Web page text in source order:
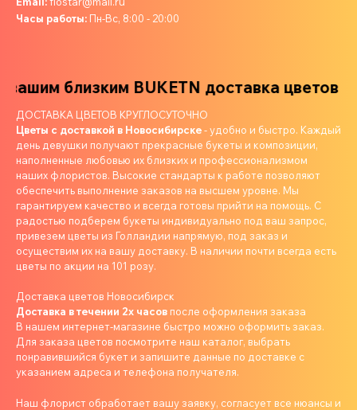
Часы работы: Пн-Вс, 8:00 - 20:00
близкимBUKETN доставка цветов
ДОСТАВКА ЦВЕТОВ КРУГЛОСУТОЧНО
Цветы с доставкой в Новосибирске- удобно и быстро. Каждый
день девушки получают прекрасные букеты и композиции,
наполненные любовью их близких и профессионализмом
наших флористов. Высокие стандарты к работе позволяют
обеспечить выполнение заказов на высшем уровне. Мы
гарантируем качество и всегда готовы прийти на помощь. С
радостью подберем букеты индивидуально под ваш запрос,
привезем цветы из Голландии напрямую, под заказ и
осуществим их на вашу доставку. В наличии почти всегда есть
цветы по акции на 101 розу.
Доставка цветов Новосибирск
Доставка в течении 2х часов после оформления заказа
В нашем интернет-магазине быстро можно оформить заказ.
Для заказа цветов посмотрите наш каталог, выбрать
понравившийся букет и запишите данные по доставке с
указанием адреса и телефона получателя.
Наш флорист обработает вашу заявку, согласует все нюансы и